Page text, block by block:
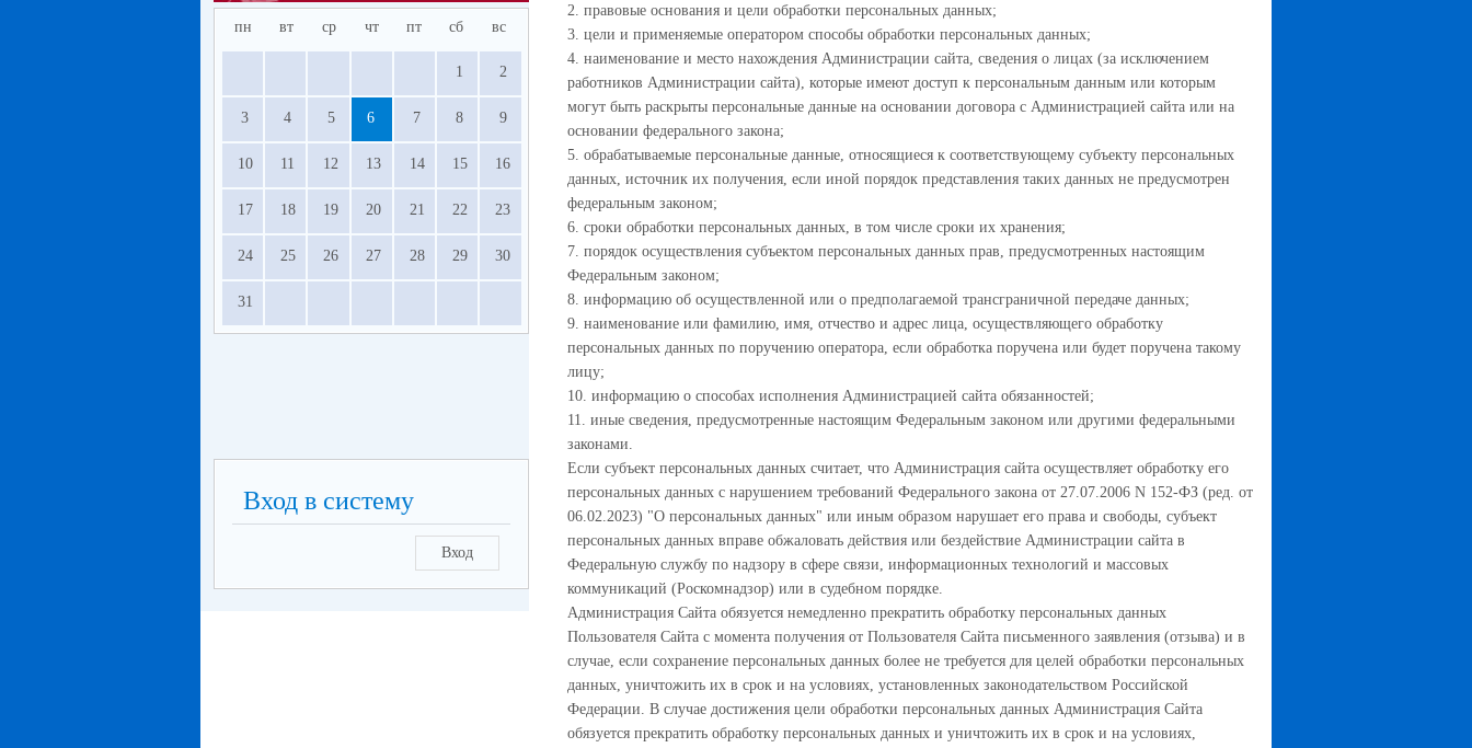
2. правовые основания и цели обработки персональных данных;
3. цели и применяемые оператором способы обработки персональных данных;
4. наименование и место нахождения Администрации сайта, сведения о лицах (за исключением
работников Администрации сайта), которые имеют доступ к персональным данным или которым
могут быть раскрыты персональные данные на основании договора с Администрацией сайта или на
основании федерального закона;
5. обрабатываемые персональные данные, относящиеся к соответствующему субъекту персональных
данных, источник их получения, если иной порядок представления таких данных не предусмотрен
федеральным законом;
6. сроки обработки персональных данных, в том числе сроки их хранения;
7. порядок осуществления субъектом персональных данных прав, предусмотренных настоящим
Федеральным законом;
8. информацию об осуществленной или о предполагаемой трансграничной передаче данных;
9. наименование или фамилию, имя, отчество и адрес лица, осуществляющего обработку
персональных данных по поручению оператора, если обработка поручена или будет поручена такому
лицу;
10. информацию о способах исполнения Администрацией сайта обязанностей;
11. иные сведения, предусмотренные настоящим Федеральным законом или другими федеральными
законами.
Если субъект персональных данных считает, что Администрация сайта осуществляет обработку его
персональных данных с нарушением требований Федерального закона от 27.07.2006 N 152-ФЗ (ред. от
06.02.2023) "О персональных данных" или иным образом нарушает его права и свободы, субъект
персональных данных вправе обжаловать действия или бездействие Администрации сайта в
Федеральную службу по надзору в сфере связи, информационных технологий и массовых
коммуникаций (Роскомнадзор) или в судебном порядке.
Администрация Сайта обязуется немедленно прекратить обработку персональных данных
Пользователя Сайта с момента получения от Пользователя Сайта письменного заявления (отзыва) и в
случае, если сохранение персональных данных более не требуется для целей обработки персональных
данных, уничтожить их в срок и на условиях, установленных законодательством Российской
Федерации. В случае достижения цели обработки персональных данных Администрация Сайта
обязуется прекратить обработку персональных данных и уничтожить их в срок и на условиях,
пн вт ср чт пт сб вс
1 2
3 4 5 6 7 8 9
10 11 12 13 14 15 16
17 18 19 20 21 22 23
24 25 26 27 28 29 30
31
Вход в систему
Вход